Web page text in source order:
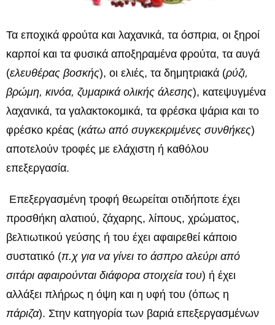
Τα εποχικά φρούτα και λαχανικά, τα όσπρια, οι ξηροί
καρποί και τα φυσικά αποξηραμένα φρούτα, τα αυγά
(ελευθέρας βοσκής), οι ελιές, τα δημητριακά (ρύζι,
βρώμη, κινόα, ζυμαρικά ολικής άλεσης), κατεψυγμένα
λαχανικά, τα γαλακτοκομικά, τα φρέσκα ψάρια και το
φρέσκο κρέας (κάτω από συγκεκριμένες συνθήκες)
αποτελούν τροφές με ελάχιστη ή καθόλου
επεξεργασία.
Επεξεργασμένη τροφή θεωρείται οτιδήποτε έχει
προσθήκη αλατιού, ζάχαρης, λίπους, χρώματος,
βελτιωτικού γεύσης ή του έχει αφαιρεθεί κάποιο
συστατικό (π.χ για να γίνει το άσπρο αλεύρι από
σιτάρι αφαιρούνται διάφορα στοιχεία του) ή έχει
αλλάξει πλήρως η όψη και η υφή του (όπως η
πάριζα). Στην κατηγορία των βαριά επεξεργασμένων